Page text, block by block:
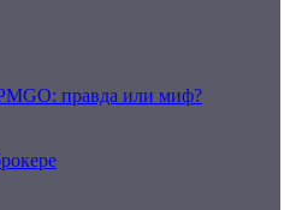
правда или миф?